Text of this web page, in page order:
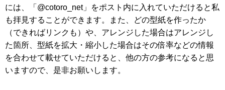
には、「@cotoro_net」をポスト内に入れていただけると私
も拝見することができます。また、どの型紙を作ったか
（できればリンクも）や、アレンジした場合はアレンジし
た箇所、型紙を拡大・縮小した場合はその倍率などの情報
を合わせて載せていただけると、他の方の参考になると思
いますので、是非お願いします。